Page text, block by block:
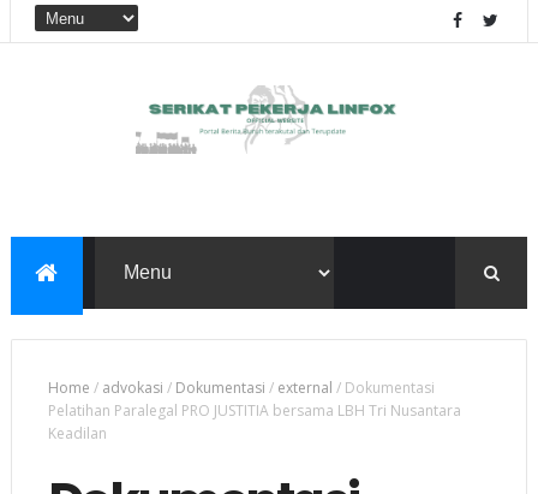
Home / advokasi / Dokumentasi / external / Dokumentasi
Pelatihan Paralegal PRO JUSTITIA bersama LBH Tri Nusantara
Keadilan